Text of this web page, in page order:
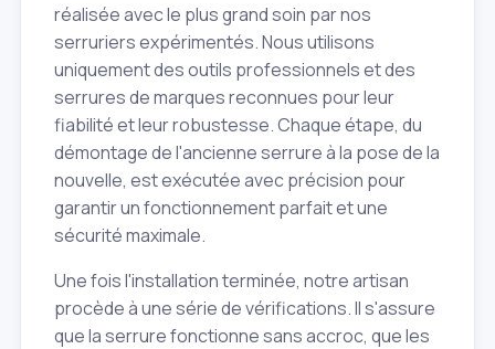
réalisée avec le plus grand soin par nos
serruriers expérimentés. Nous utilisons
uniquement des outils professionnels et des
serrures de marques reconnues pour leur
fiabilité et leur robustesse. Chaque étape, du
démontage de l'ancienne serrure à la pose de la
nouvelle, est exécutée avec précision pour
garantir un fonctionnement parfait et une
sécurité maximale.
Une fois l'installation terminée, notre artisan
procède à une série de vérifications. Il s'assure
que la serrure fonctionne sans accroc, que les